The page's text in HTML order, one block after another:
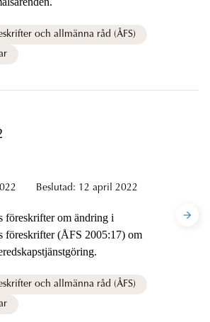
och allmänna råd (ÅFS)
Beslutad: 12 april 2022
föreskrifter om ändring i
föreskrifter (ÅFS 2005:17) om
och allmänna råd (ÅFS)